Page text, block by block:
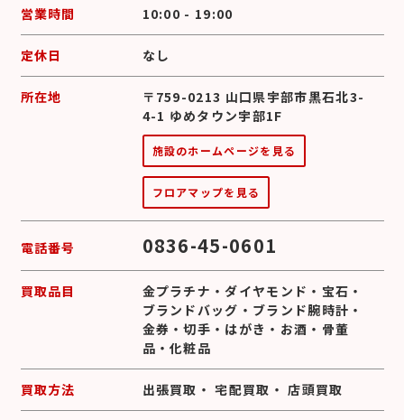
営業時間 10:00 - 19:00
定休日 なし
所在地
〒759-0213 山口県宇部市黒石北3-
4-1 ゆめタウン宇部1F
施設のホームページを見る
フロアマップを見る
電話番号 0836-45-0601
買取品目 金プラチナ ・ダイヤモンド ・ 宝石 ・
ブランドバッグ ・ ブランド腕時計 ・
金券 ・切手 ・ はがき ・ お酒 ・ 骨董
品 ・化粧品
買取方法 出張買取 ・宅配買取 ・店頭買取